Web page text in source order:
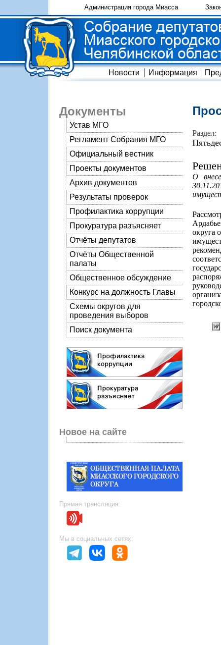
Администрация города Миасса
Новости Информация
Документы
Устав МГО
Регламент Собрания МГО
Официальный вестник
Проекты документов
Архив документов
Результаты проверок
Профилактика коррупции
Прокуратура разъясняет
Отчёты депутатов
Отчёты Общественной
палаты
Общественное обсуждение
Конкурс на должность Главы
Схемы округов для
проведения выборов
Поиск документа
Новое на сайте
Прямая трансляция:
Мы в социальных сетях:
Раздел:
О
округа